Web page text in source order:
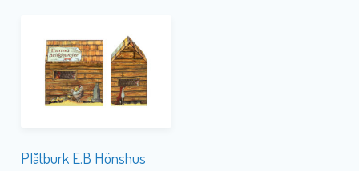
Plåtburk E.B Hönshus